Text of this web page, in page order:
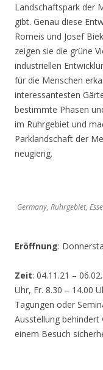
Landschaftspark der
gibt. Genau diese
Romeis und Josef
zeigen sie die grüne
industriellen
für die Menschen
interessantesten
bestimmte Phasen
im Ruhrgebiet und
Parklandschaft der
neugierig.
Germany, Ruhrgebiet,
Eröffnung:
Zeit: 04.11.21 –
Uhr, Fr. 8.30 – 14.00
Tagungen oder
Ausstellung
einem Besuch